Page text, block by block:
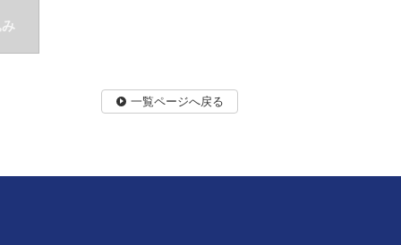
一覧ページへ戻る